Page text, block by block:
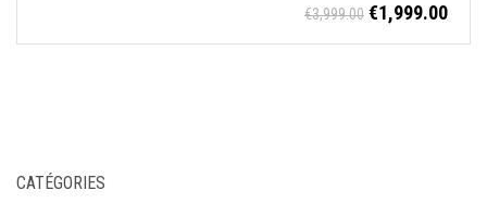
€3,999.00 €1,999.00
CATÉGORIES